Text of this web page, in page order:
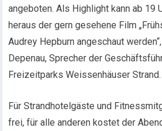
angeboten. Als Highlight kann ab 19
heraus der gern gesehene Film
Audrey Hepburn angeschaut
Depenau, Sprecher der
Freizeitparks Weissenhäuser Strand.
Für Strandhotelgäste und
frei, für alle anderen kostet der